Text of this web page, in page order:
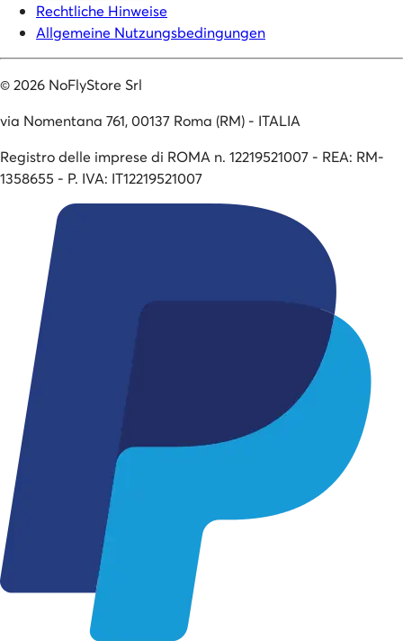
Rechtliche Hinweise
Allgemeine Nutzungsbedingungen
©2026 NoFlyStore Srl
via Nomentana 761, 00137 Roma (RM) - ITALIA
Registro delle imprese di ROMA n. 12219521007 - REA: RM-
1358655 - P. IVA: IT12219521007